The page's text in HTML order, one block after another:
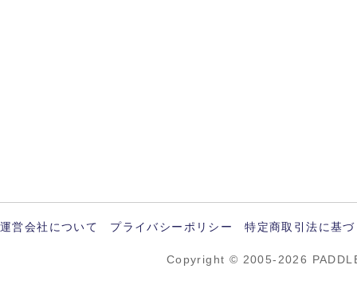
運営会社について プライバシーポリシー 特定商取引法に基
Copyright © 2005-2026